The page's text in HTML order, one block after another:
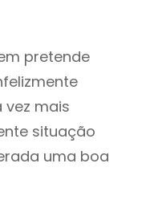
pretende
mais
situação
uma boa